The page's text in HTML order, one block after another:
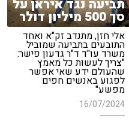
תביעה נגד איראן על
סך 500 מיליון דולר
אלי חזן, מתנדב זק"א ואחד
התובעים בתביעה שמוביל
משרד עו"ד ד"ר גדעון פישר:
"צריך לעשות כל מאמץ
שהעולם ידע שאי אפשר
לפגוע באנשים חפים
מפשע"
16/07/2024